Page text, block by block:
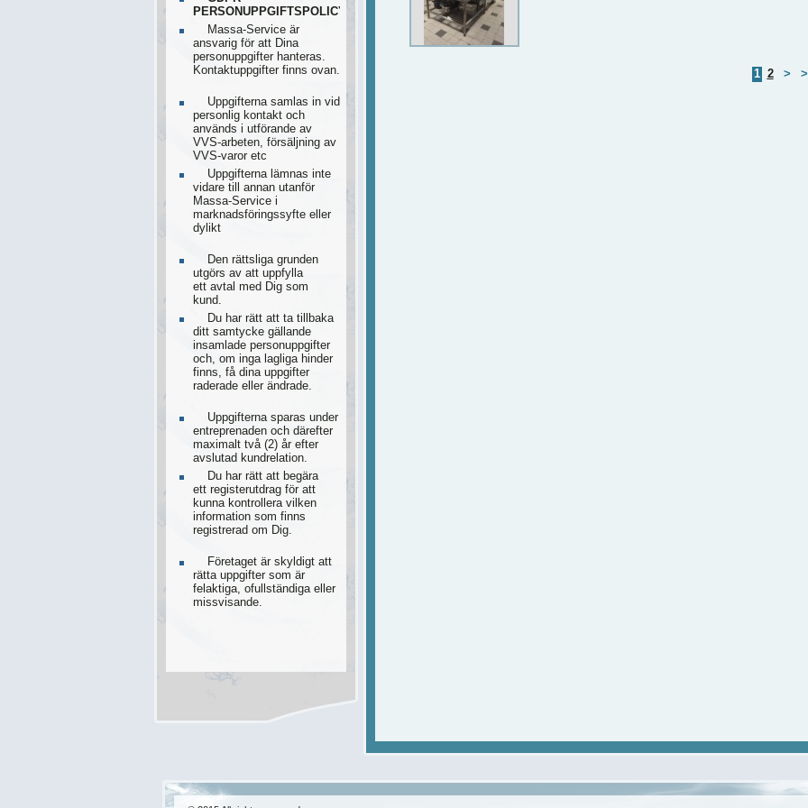
1 2 >
PERSONUPPGIFTSPOLICY
Massa-Service är
ansvarig för att Dina
personuppgifter hanteras.
Kontaktuppgifter finns ovan.
Uppgifterna samlas in vid
personlig kontakt och
används i utförande av
VVS-arbeten, försäljning av
VVS-varor etc
Uppgifterna lämnas inte
vidare till annan utanför
Massa-Service i
marknadsföringssyfte eller
dylikt
Den rättsliga grunden
utgörs av att uppfylla
ett avtal med Dig som
kund.
Du har rätt att ta tillbaka
ditt samtycke gällande
insamlade personuppgifter
och, om inga lagliga hinder
finns, få dina uppgifter
raderade eller ändrade.
Uppgifterna sparas under
entreprenaden och därefter
maximalt två (2) år efter
avslutad kundrelation.
Du har rätt att begära
ett registerutdrag för att
kunna kontrollera vilken
information som finns
registrerad om Dig.
Företaget är skyldigt att
rätta uppgifter som är
felaktiga, ofullständiga eller
missvisande.